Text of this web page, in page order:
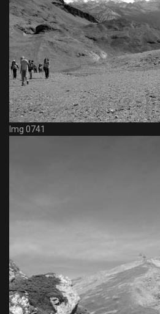
Img 0741